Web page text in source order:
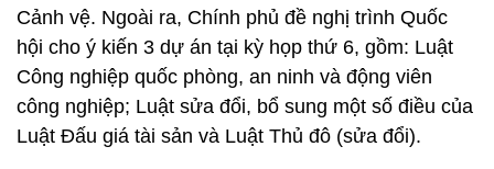
Cảnh vệ. Ngoài ra, Chính phủ đề nghị trình Quốc
hội cho ý kiến 3 dự án tại kỳ họp thứ 6, gồm: Luật
Công nghiệp quốc phòng, an ninh và động viên
công nghiệp; Luật sửa đổi, bổ sung một số điều của
Luật Đấu giá tài sản và Luật Thủ đô (sửa đổi).